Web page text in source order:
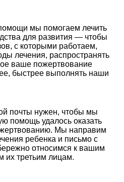
мы помогаем лечить
для развития — чтобы
с которыми работаем,
лечения, распространять
ваше пожертвование
быстрее выполнять наши
почты нужен, чтобы мы
помощь удалось оказать
Мы направим
ребенка и письмо с
относимся к вашим
их третьим лицам.